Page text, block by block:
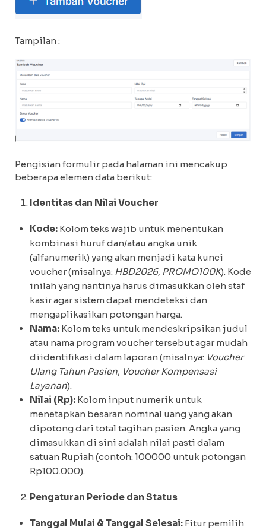
Tampilan :
Pengisian formulir pada halaman ini mencakup
beberapa elemen data berikut:
Identitas dan Nilai Voucher
Kode: Kolom teks wajib untuk menentukan
kombinasi huruf dan/atau angka unik
(alfanumerik) yang akan menjadi kata kunci
voucher (misalnya: HBD2026, PROMO100K). Kode
inilah yang nantinya harus dimasukkan oleh staf
kasir agar sistem dapat mendeteksi dan
mengaplikasikan potongan harga.
Nama: Kolom teks untuk mendeskripsikan judul
atau nama program voucher tersebut agar mudah
diidentifikasi dalam laporan (misalnya: Voucher
Ulang Tahun Pasien, Voucher Kompensasi
Layanan).
Nilai (Rp): Kolom input numerik untuk
menetapkan besaran nominal uang yang akan
dipotong dari total tagihan pasien. Angka yang
dimasukkan di sini adalah nilai pasti dalam
satuan Rupiah (contoh: 100000 untuk potongan
Rp100.000).
Pengaturan Periode dan Status
Tanggal Mulai & Tanggal Selesai: Fitur pemilih